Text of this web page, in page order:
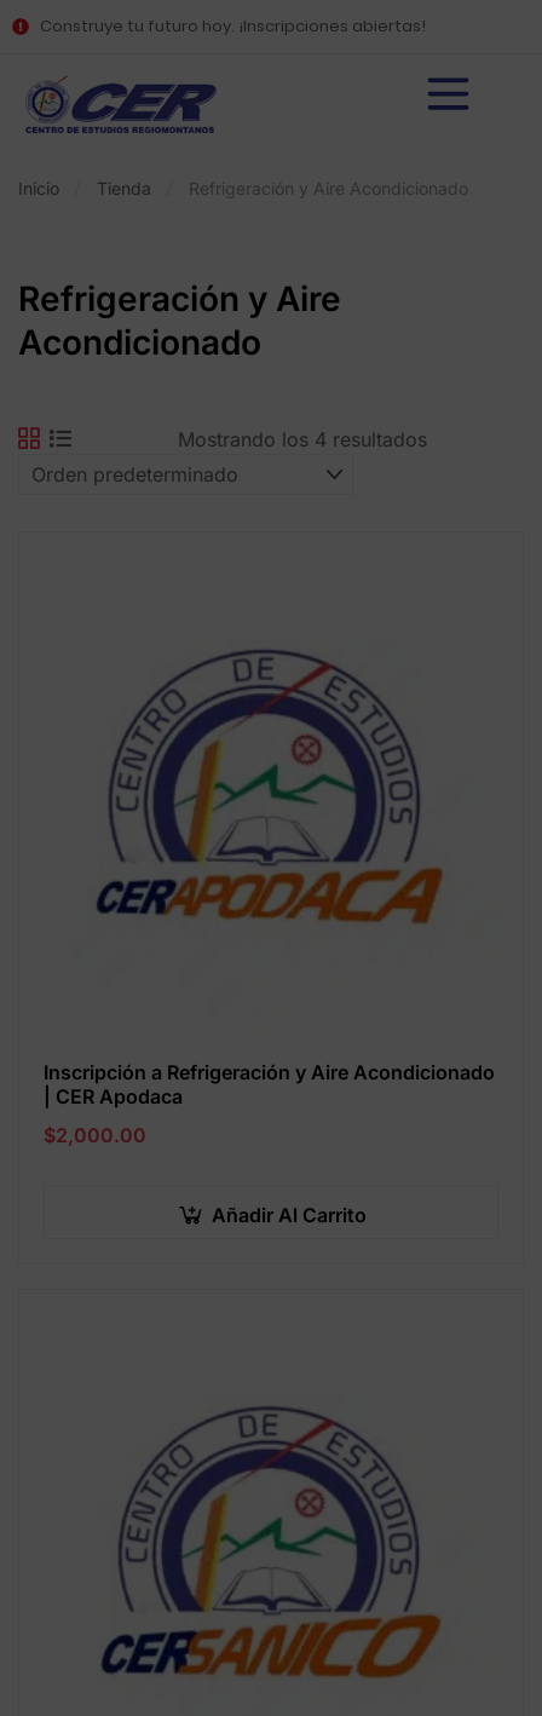
Construye tu futuro hoy. ¡Inscripciones abiertas!
Inicio Tienda Refrigeración y Aire Acondicionado
Refrigeración y Aire
Acondicionado
Mostrando los 4 resultados
Inscripción a Refrigeración y Aire Acondicionado
| CER Apodaca
$2,000.00
Añadir Al Carrito